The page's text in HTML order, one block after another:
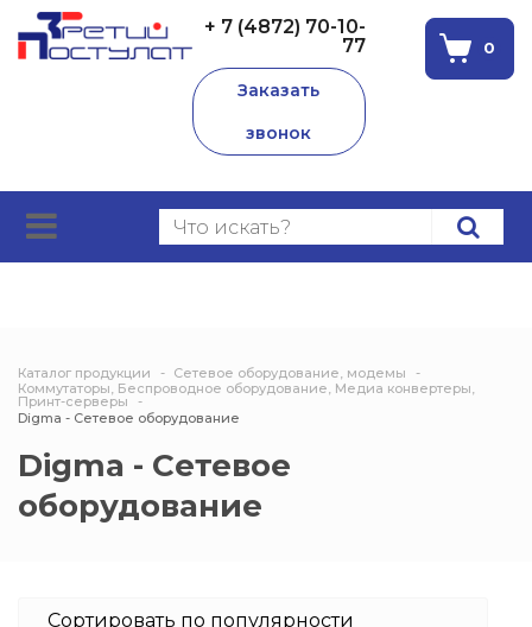
+ 7 (4872) 70-10-
77
Заказать
звонок
0
Каталог продукции
Сетевое оборудование, модемы
Коммутаторы, Беспроводное оборудование, Медиа конвертеры,
Принт-серверы
Digma - Сетевое оборудование
Digma - Сетевое
оборудование